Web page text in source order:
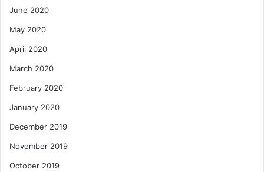
June 2020
May 2020
April 2020
March 2020
February 2020
January 2020
December 2019
November 2019
October 2019